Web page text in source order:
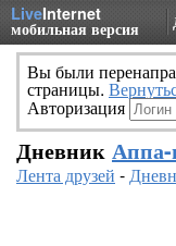
LiveInternet
мобильная версия
Вы были
страницы.
Авторизация
Дневник
Лента друзей -